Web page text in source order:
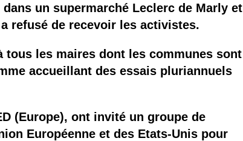
un supermarché Leclerc de Marly et
refusé de recevoir les activistes.
tous les maires dont les communes sont
accueillant des essais pluriannuels
(Europe), ont invité un groupe de
Européenne et des Etats-Unis pour